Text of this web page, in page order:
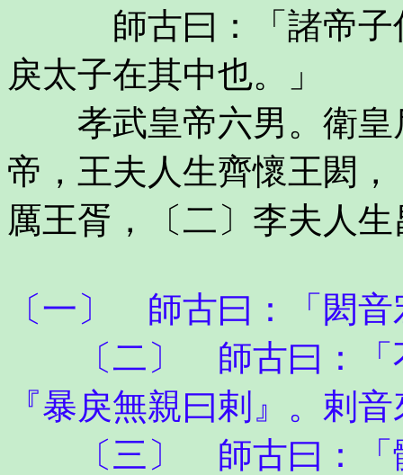
師古曰：「諸帝子傳
戾太子在其中也。」
孝武皇帝六男。衛皇
帝，王夫人生齊懷王閎
厲王胥，〔二〕李夫人
〔一〕 師古曰：「閎音
〔二〕 師古曰：「不
『暴戾無親曰剌』。剌
〔三〕 師古曰：「